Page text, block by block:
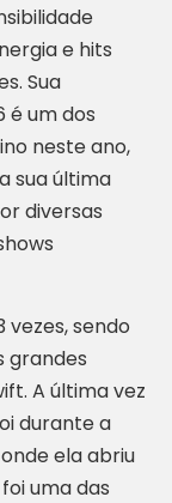
e hits
Sua
é um dos
neste ano,
sua última
diversas
sendo
grandes
A última vez
durante a
ela abriu
uma das